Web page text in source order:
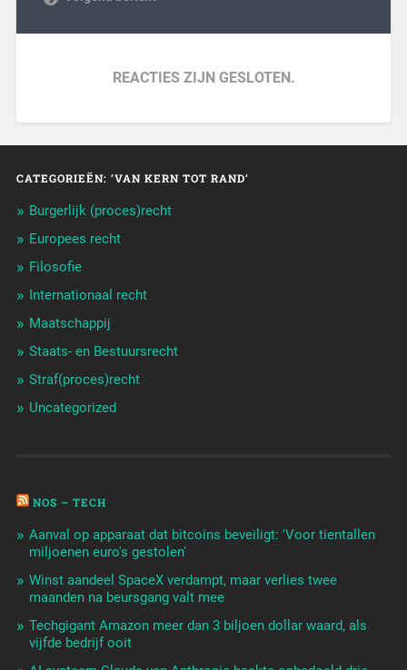
REACTIES ZIJN GESLOTEN.
CATEGORIEËN: ‘VAN KERN TOT RAND’
Burgerlijk (proces)recht
Europees recht
Filosofie
Internationaal recht
Maatschappij
Staats- en Bestuursrecht
Straf(proces)recht
Uncategorized
NOS – TECH
Aanval op apparaat dat bitcoins beveiligt: 'Voor tientallen
miljoenen euro's gestolen'
Winst aandeel SpaceX verdampt, maar verlies twee
maanden na beursgang valt mee
Techgigant Amazon meer dan 3 biljoen dollar waard, als
vijfde bedrijf ooit